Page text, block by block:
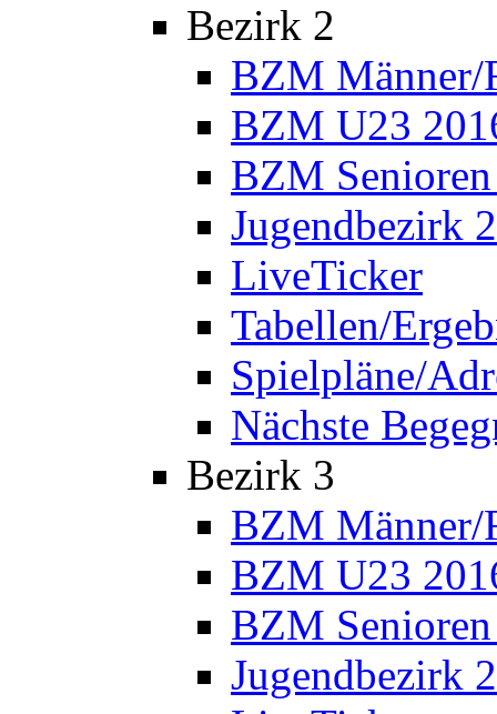
Bezirk 2
BZM Männer/
BZM U23
BZM
Jugendbezirk
LiveTicker
Tabellen/
Spielpläne/
Nächste
Bezirk 3
BZM Männer/
BZM U23
BZM
Jugendbezirk